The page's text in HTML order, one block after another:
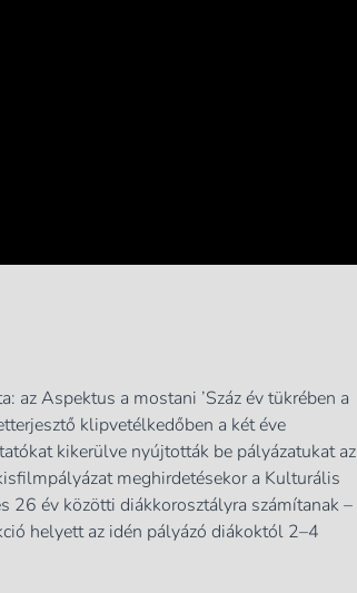
az Aspektus a mostani ’Száz év tükrében a
klipvetélkedőben a két éve
kikerülve nyújtották be pályázatukat az
meghirdetésekor a Kulturális
26 év közötti diákkorosztályra számítanak –
helyett az idén pályázó diákoktól 2–4